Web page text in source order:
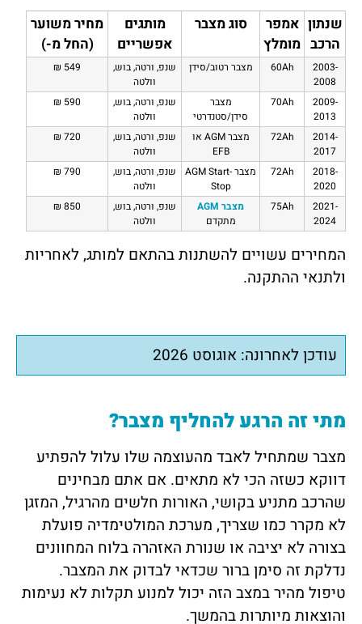
שנתון
הרכב
אמפר
מומלץ
סוג מצבר
מותגים
אפשריים
מחיר משוער
(החל מ-)
2003-
2008
60Ah מצבר רטוב/סידן
שנפ, ורטה, בוש,
וולטה
549 ₪
2009-
2013
70Ah
מצבר
סידן/סטנדרטי
שנפ, ורטה, בוש,
וולטה
590 ₪
2014-
2017
72Ah
מצבר AGM או
EFB
שנפ, ורטה, בוש,
וולטה
720 ₪
2018-
2020
72Ah
מצבר AGM Start-
Stop
שנפ, ורטה, בוש,
וולטה
790 ₪
2021-
2024
75Ah
מצבר AGM
מתקדם
שנפ, ורטה, בוש,
וולטה
850 ₪
המחירים עשויים להשתנות בהתאם למותג, לאחריות
ולתנאי ההתקנה.
עודכן לאחרונה: אוגוסט 2026
מתי זה הרגע להחליף מצבר?
מצבר שמתחיל לאבד מהעוצמה שלו עלול להפתיע
דווקא כשזה הכי לא מתאים. אם אתם מבחינים
שהרכב מתניע בקושי, האורות חלשים מהרגיל, המזגן
לא מקרר כמו שצריך, מערכת המולטימדיה פועלת
בצורה לא יציבה או שנורת האזהרה בלוח המחוונים
נדלקת זה סימן ברור שכדאי לבדוק את המצבר.
טיפול מהיר במצב הזה יכול למנוע תקלות לא נעימות
והוצאות מיותרות בהמשך.